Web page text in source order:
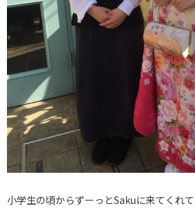
小学生の頃からずーっとSakuに来てくれ